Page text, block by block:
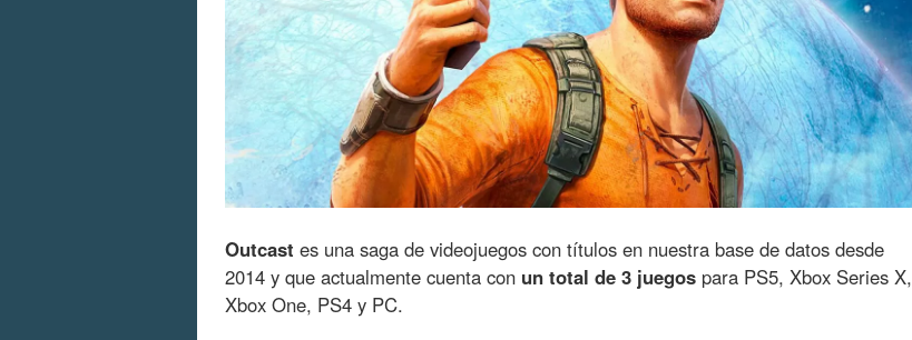
Outcast es una saga de videojuegos con títulos en nuestra base de datos desde
2014 y que actualmente cuenta con un total de 3 juegos para PS5, Xbox Series X,
Xbox One, PS4 y PC.